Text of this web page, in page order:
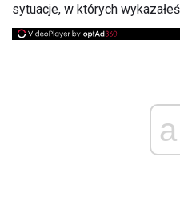
sytuacje, w których